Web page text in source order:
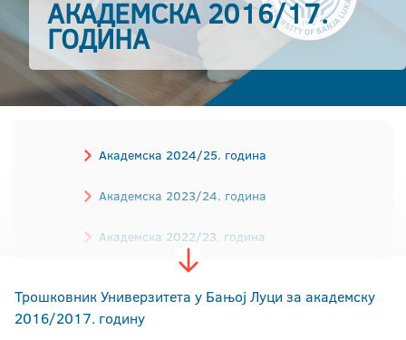
АКАДЕМСКА 2016/17.
ГОДИНА
Академска 2024/25. година
Академска 2023/24. година
Академска 2022/23. година
Академска 2021/22. година
Академска 2020/21. година
Трошковник Универзитета у Бањој Луци за академску
2016/2017. годину